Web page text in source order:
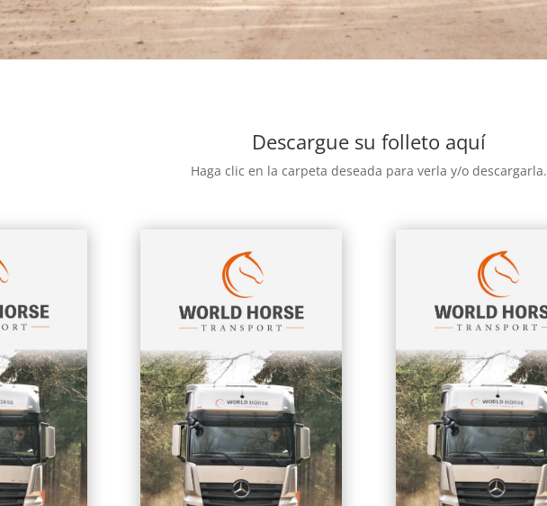
Descargue su folleto aquí
Haga clic en la carpeta deseada para verla y/o descargarla.